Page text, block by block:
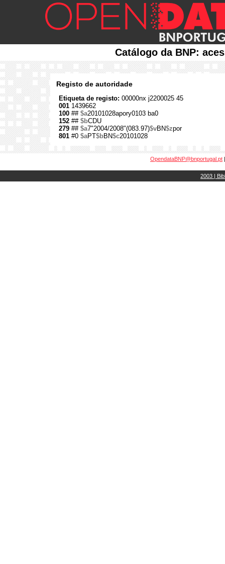
Catálogo da BNP:
Registo de autoridade
Etiqueta de registo: 00000nx j2200025 45
001 1439662
100 ## $a20101028apory0103 ba0
152 ## $bCDU
279 ## $a7"2004/2008"(083.97)$vBN$zpor
801 #0 $aPT$bBN$c20101028
OpendataBNP@bnportugal.pt
2003 |